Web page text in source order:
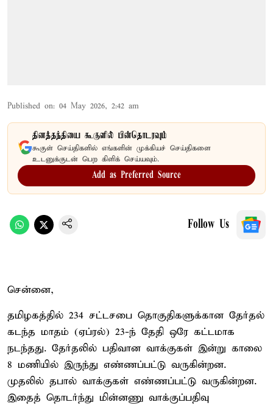
Published on: 04 May 2026, 2:42 am
தினத்தந்தியை கூகுளில் பின்தொடரவும்
கூகுள் செய்திகளில் எங்களின் முக்கியச் செய்திகளை
உடனுக்குடன் பெற கிளிக் செய்யவும்.
Add as Preferred Source
Follow Us
சென்னை,
தமிழகத்தில் 234 சட்டசபை தொகுதிகளுக்கான தேர்தல்
கடந்த மாதம் (ஏப்ரல்) 23-ந் தேதி ஒரே கட்டமாக
நடந்தது. தேர்தலில் பதிவான வாக்குகள் இன்று காலை
8 மணியில் இருந்து எண்ணப்பட்டு வருகின்றன.
முதலில் தபால் வாக்குகள் எண்ணப்பட்டு வருகின்றன.
இதைத் தொடர்ந்து மின்னணு வாக்குப்பதிவு